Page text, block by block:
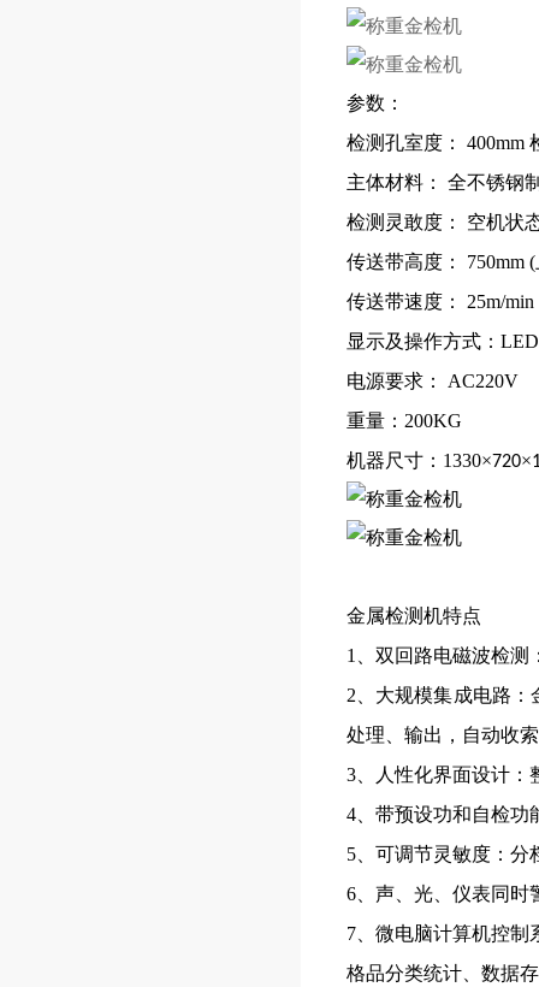
参数：
检测孔室度：
400mm
主体材料：
全不锈钢
检测灵敢度：
空机状
传送带高度：
750mm (
传送带速度：
25m/min
显示及操作方式： LED
电源要求：
AC220V
重量： 200KG
机器尺寸： 1330×720×
金属检测机特点
1
、双回路电磁波检
2 、大规模集成电路
处理、输出，自动收
3 、人性化界面设计
4 、带预设功和自检
5 、可调节灵敏度：
6 、声、光、仪表同
7 、微电脑计算机控
格品分类统计、数据